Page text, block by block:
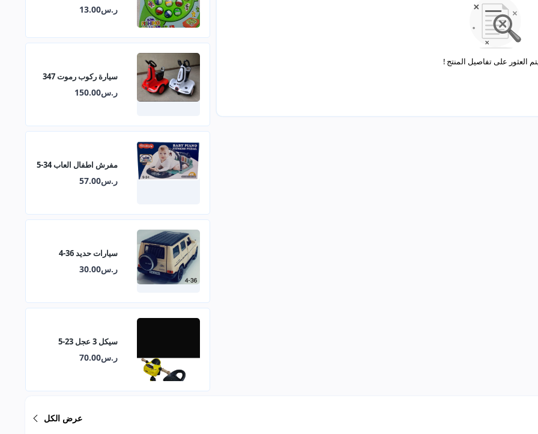
العثور على تفاصيل المنتج !
ر.س13.00
سيارة ركوب رموت 347
ر.س150.00
مفرش اطفال العاب 34-5
ر.س57.00
سيارات حديد 36-4
ر.س30.00
سيكل 3 عجل 23-5
ر.س70.00
عرض الكل